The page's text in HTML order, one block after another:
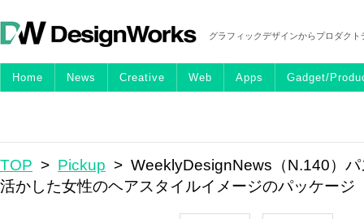
グラフィックデザインからプロダク
Home News Creative Web Apps Gadget/
TOP > Pickup > WeeklyDesignNews（N.140）パ
活かした女性のヘアスタイルイメージのパッケージ